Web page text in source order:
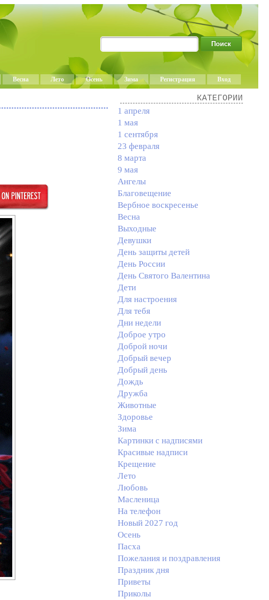
Весна Лето Осень Зима Регистрация Вход
КАТЕГОРИИ
1 апреля
1 мая
1 сентября
23 февраля
8 марта
9 мая
Ангелы
Благовещение
Вербное воскресенье
Весна
Выходные
Девушки
День защиты детей
День России
День Святого Валентина
Дети
Для настроения
Для тебя
Дни недели
Доброе утро
Доброй ночи
Добрый вечер
Добрый день
Дождь
Дружба
Животные
Здоровье
Зима
Картинки с надписями
Красивые надписи
Крещение
Лето
Любовь
Масленица
На телефон
Новый 2027 год
Осень
Пасха
Пожелания и поздравления
Праздник дня
Приветы
Приколы